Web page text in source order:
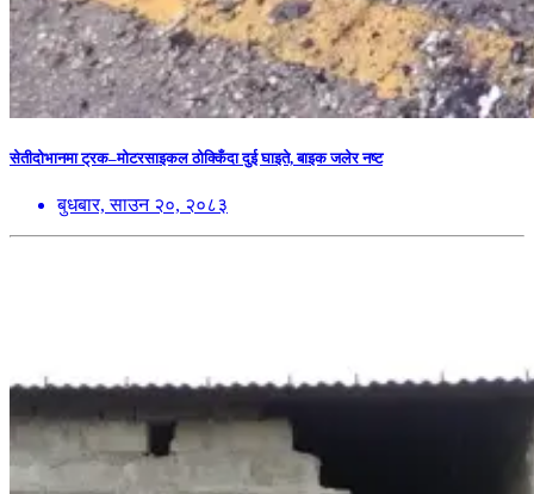
सेतीदोभानमा ट्रक–मोटरसाइकल ठोक्किँदा दुई घाइते, बाइक जलेर नष्ट
बुधबार, साउन २०, २०८३